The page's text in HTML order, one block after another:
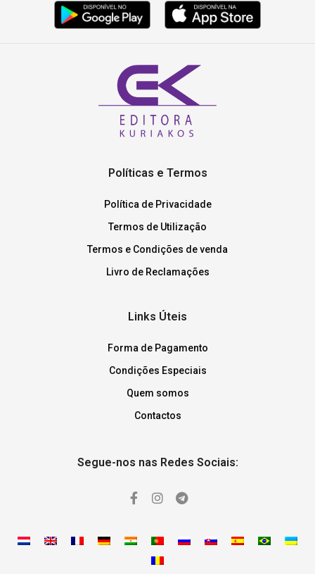
Políticas e Termos
Política de Privacidade
Termos de Utilização
Termos e Condições de venda
Livro de Reclamações
Links Úteis
Forma de Pagamento
Condições Especiais
Quem somos
Contactos
Segue-nos nas Redes Sociais: